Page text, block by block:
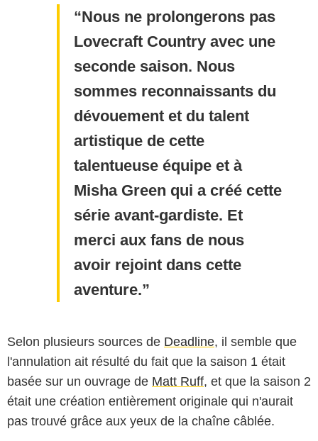
Nous ne prolongerons pas
Lovecraft Country avec une
seconde saison. Nous
sommes reconnaissants du
dévouement et du talent
artistique de cette
talentueuse équipe et à
Misha Green qui a créé cette
série avant-gardiste. Et
merci aux fans de nous
avoir rejoint dans cette
aventure.
Selon plusieurs sources de Deadline, il semble que
l'annulation ait résulté du fait que la saison 1 était
basée sur un ouvrage de Matt Ruff, et que la saison 2
était une création entièrement originale qui n'aurait
pas trouvé grâce aux yeux de la chaîne câblée.